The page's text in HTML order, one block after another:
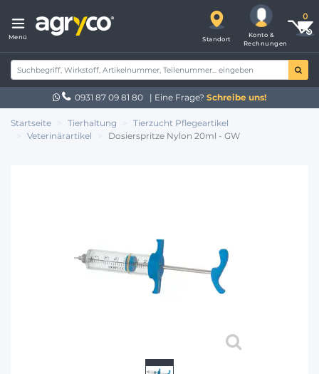
Menü Standort
Konto &
Rechnungen
0931 87 09 81 80 | Eine Frage? Schreibe uns!
Startseite Tierhaltung
Tierzucht Pflegeartikel
Veterinärartikel
Dosierspritze Nylon 20ml - GW